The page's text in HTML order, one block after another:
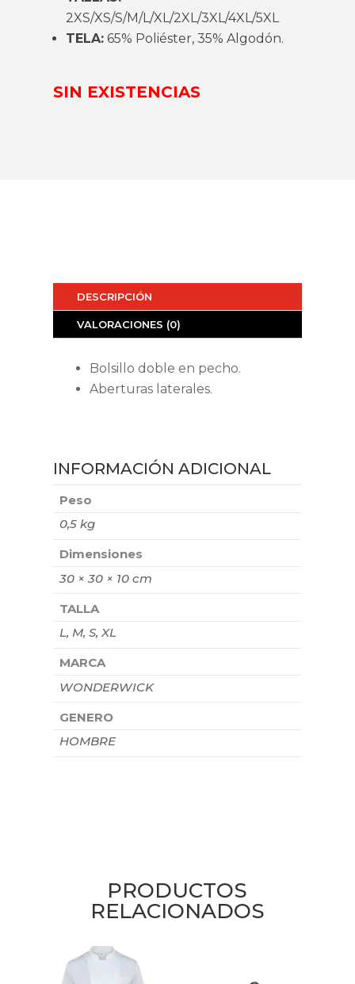
2XS/XS/S/M/L/XL/2XL/3XL/4XL/5XL
TELA: 65% Poliéster, 35% Algodón.
SIN EXISTENCIAS
DESCRIPCIÓN
VALORACIONES (0)
Bolsillo doble en pecho.
Aberturas laterales.
INFORMACIÓN ADICIONAL
Peso
0,5 kg
Dimensiones
30 × 30 × 10 cm
TALLA
L, M, S, XL
MARCA
WONDERWICK
GENERO
HOMBRE
PRODUCTOS
RELACIONADOS